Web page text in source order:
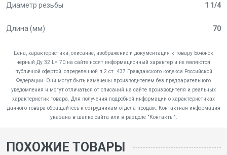
Диаметр резьбы 1 1/4
Длина (мм) 70
Цена, характеристики, описание, изображение и документация к товару Бочонок
черный Ду 32 L= 70 на сайте носят информационный характер и не являются
публичной офертой, определенной п.2 ст. 437 Гражданского кодекса Российской
Федерации. Они могут быть изменены производителем без предварительного
уведомления и могут отличаться от описаний на сайте производителя и реальных
характеристик товара. Для получения подробной информации о характеристиках
данного товара обращайтесь к сотрудникам отдела продаж. Контактная информация
указана в шапке сайта или в разделе "Контакты".
ПОХОЖИЕ ТОВАРЫ